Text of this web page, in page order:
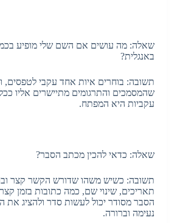
שאלה: מה עושים אם השם שלי מופיע
באנגלית?
תשובה: בוחרים איות אחד עקבי לטפסים,
שהמסמכים והתרגומים מתיישרים אליו
עקביות היא המפתח.
שאלה: כדאי להכין מכתב הסבר?
תשובה: כשיש משהו שדורש הקשר קצר
תאריכים, שינוי שם, כמה כתובות בזמן
הסבר מסודר יכול לעשות סדר ולהציג את
נעימה וברורה.